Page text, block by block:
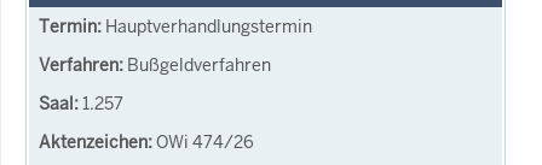
Hauptverhandlungstermin
Bußgeldverfahren
1.257
OWi 474/26